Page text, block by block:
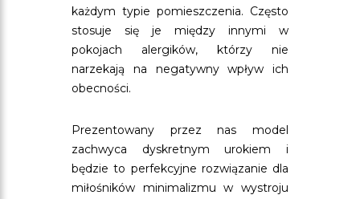
każdym typie pomieszczenia. Często
stosuje się je między innymi w
pokojach alergików, którzy nie
narzekają na negatywny wpływ ich
obecności.
Prezentowany przez nas model
zachwyca dyskretnym urokiem i
będzie to perfekcyjne rozwiązanie dla
miłośników minimalizmu w wystroju